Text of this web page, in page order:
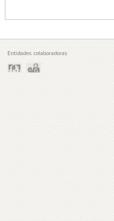
Entidades colaboradoras